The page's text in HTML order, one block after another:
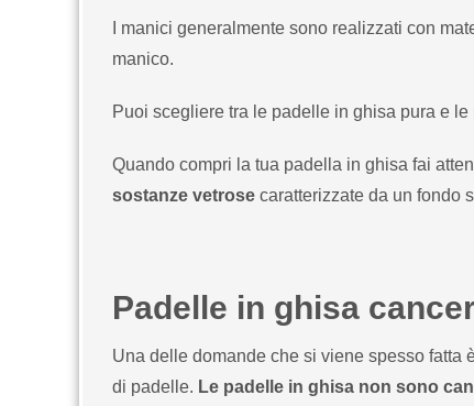
I manici generalmente sono realizzati con
manico.
Puoi scegliere tra le padelle in ghisa pura e
Quando compri la tua padella in ghisa fai
sostanze vetrose caratterizzate da un fondo
Padelle in ghisa
Una delle domande che si viene spesso
di padelle. Le padelle in ghisa non sono